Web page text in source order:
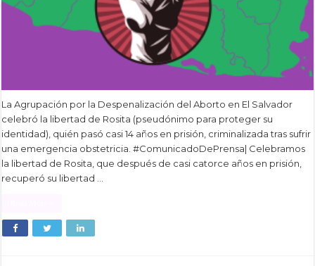
La Agrupación por la Despenalización del Aborto en El Salvador
celebró la libertad de Rosita (pseudónimo para proteger su
identidad), quién pasó casi 14 años en prisión, criminalizada tras sufrir
una emergencia obstetricia. #ComunicadoDePrensa| Celebramos
la libertad de Rosita, que después de casi catorce años en prisión,
recuperó su libertad …